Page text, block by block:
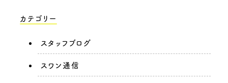
カテゴリー
スタッフブログ
スワン通信